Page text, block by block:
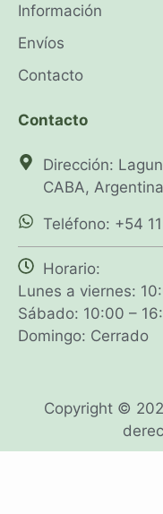
Información
Envíos
Contacto
Contacto
Dirección:
CABA, Argentina
Teléfono: +54
Horario:
Lunes a viernes:
Sábado: 10:00 –
Domingo: Cerrado
Copyright ©